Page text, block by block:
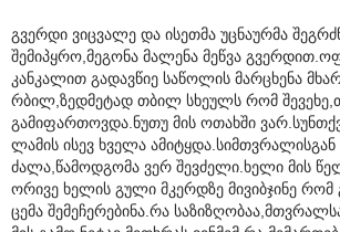
გვერდი ვიცვალე და ისეთმა უცნაურმა
შემიპყრო,მეგონა მალენა მეწვა
კანკალით გადავწიე საწოლის მარცხენა
რბილ,ზედმეტად თბილ სხეულს რომ
გამიფართოვდა.ნუთუ მის ოთახში
ლამის ისევ ხველა
ძალა,წამოდგომა ვერ შევძელი.ხელი მის
ორივე ხელის გული მკერდზე მივიბჯინე რომ
ცემა შემეჩერებინა.რა